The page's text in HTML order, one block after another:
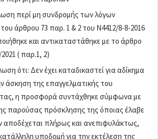
περί μη συνδρομής των λόγων
άρθρου 73 παρ. 1 & 2 του Ν4412/8-8-2016
και αντικαταστάθηκε με το άρθρο
( παρ.1, 2)
ότι: Δεν έχει καταδικαστεί για αδίκημα
άσκηση της επαγγελματικής του
η προσφορά συντάχθηκε σύμφωνα με
παρούσας πρόσκλησης της όποιας έλαβε
αποδέχεται πλήρως και ανεπιφυλάκτως,
υποδομή για την εκτέλεση της